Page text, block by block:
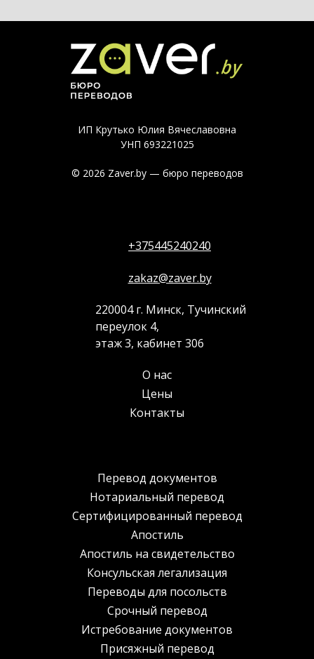
ИП Крутько Юлия Вячеславовна
УНП 693221025
© 2026 Zaver.by — бюро переводов
+375445240240
zakaz@zaver.by
220004 г. Минск, Тучинский
переулок 4,
этаж 3, кабинет 306
О нас
Цены
Контакты
Перевод документов
Нотариальный перевод
Сертифицированный перевод
Апостиль
Апостиль на свидетельство
Консульская легализация
Переводы для посольств
Срочный перевод
Истребование документов
Присяжный перевод